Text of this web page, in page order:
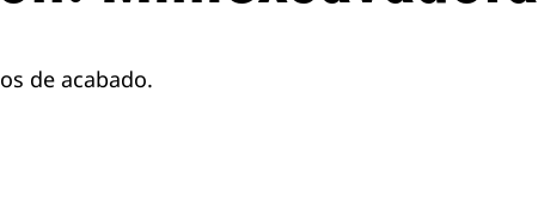
de acabado.